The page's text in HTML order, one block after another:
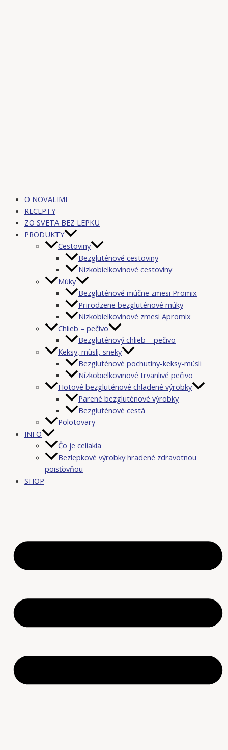
O NOVALIME
RECEPTY
ZO SVETA BEZ LEPKU
PRODUKTY
Cestoviny
Bezgluténové cestoviny
Nízkobielkovinové cestoviny
Múky
Bezgluténové múčne zmesi Promix
Prirodzene bezgluténové múky
Nízkobielkovinové zmesi Apromix
Chlieb – pečivo
Bezgluténový chlieb – pečivo
Keksy, müsli, sneky
Bezgluténové pochutiny-keksy-müsli
Nízkobielkovinové trvanlivé pečivo
Hotové bezgluténové chladené výrobky
Parené bezgluténové výrobky
Bezgluténové cestá
Polotovary
INFO
Čo je celiakia
Bezlepkové výrobky hradené zdravotnou
poisťovňou
SHOP